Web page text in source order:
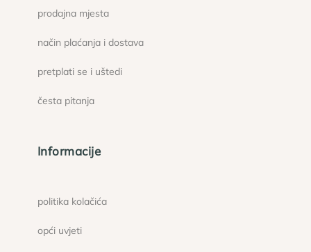
prodajna mjesta
način plaćanja i dostava
pretplati se i uštedi
česta pitanja
Informacije
politika kolačića
opći uvjeti